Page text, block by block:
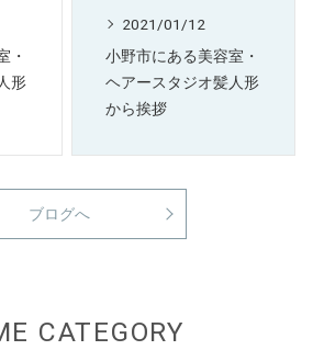
・
形
2021/01/12
小野市にある美容室・
ヘアースタジオ髪人形
から挨拶
ブログへ
CATEGORY